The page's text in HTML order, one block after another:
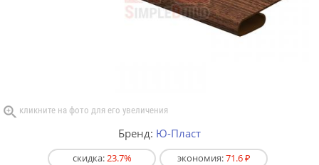
Бренд: Ю-Пласт
скидка:23.7% экономия:71.6 ₽